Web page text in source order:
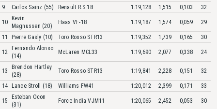
9 Carlos Sainz (55) Renault R.S.18 1:19,128 1,515 0,103 32
10
Kevin
Magnussen (20)
Haas VF-18 1:19,187 1,574 0,059 29
11 Pierre Gasly (10) Toro Rosso STR13 1:19,352 1,739 0,165 30
12
Fernando Alonso
(14)
McLaren MCL33 1:19,690 2,077 0,338 24
13
Brendon Hartley
(28)
Toro Rosso STR13 1:19,841 2,228 0,151 32
14 Lance Stroll (18) Williams FW41 1:20,012 2,399 0,171 33
15
Esteban Ocon
(31)
Force India VJM11 1:20,065 2,452 0,053 30